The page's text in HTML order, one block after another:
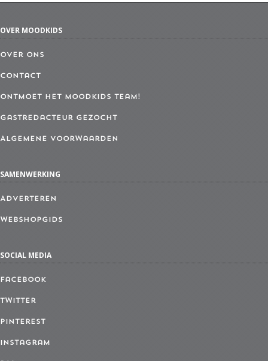
OVER MOODKIDS
Over ons
Contact
Ontmoet het MoodKids Team!
Gastredacteur gezocht
Algemene Voorwaarden
SAMENWERKING
Adverteren
Webshopgids
SOCIAL MEDIA
Facebook
Twitter
Pinterest
Instagram